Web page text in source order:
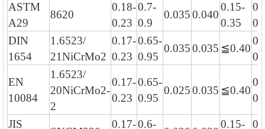
ASTM
A29
8620
0.18-
0.23
0.7-
0.9
0.0350.040
0.15-
0.35
DIN
1654
1.6523/
21NiCrMo2
0.17-
0.23
0.65-
0.95
0.0350.035 ≦0.40
EN
10084
1.6523/
20NiCrMo2-
2
0.17-
0.23
0.65-
0.95
0.0250.035 ≦0.40
JIS
0.17-0.6-
0.15-